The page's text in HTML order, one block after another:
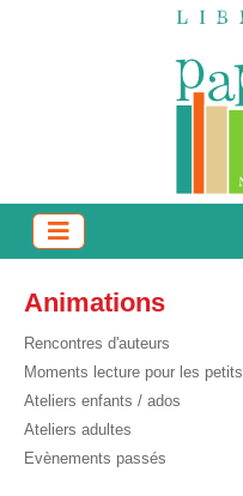
Animations
Rencontres d'auteurs
Moments lecture pour les petits
Ateliers enfants / ados
Ateliers adultes
Evènements passés